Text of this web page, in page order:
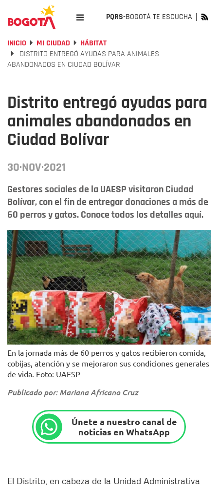
PQRS-BOGOTÁ TE ESCUCHA
INICIO MI CIUDAD
HÁBITAT
DISTRITO ENTREGÓ AYUDAS PARA ANIMALES
ABANDONADOS EN CIUDAD BOLÍVAR
Distrito entregó ayudas para
animales abandonados en
Ciudad Bolívar
30·NOV·2021
Gestores sociales de la UAESP visitaron Ciudad
Bolívar, con el fin de entregar donaciones a más de
60 perros y gatos. Conoce todos los detalles aquí.
En la jornada más de 60 perros y gatos recibieron comida,
cobijas, atención y se mejoraron sus condiciones generales
de vida. Foto: UAESP
Publicado por: Mariana Africano Cruz
Únete a nuestro canal de
noticias en WhatsApp
El Distrito, en cabeza de la Unidad Administrativa